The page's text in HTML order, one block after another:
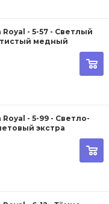
- 5-57 - Светлый
медный
- 5-99 - Светло-
экстра